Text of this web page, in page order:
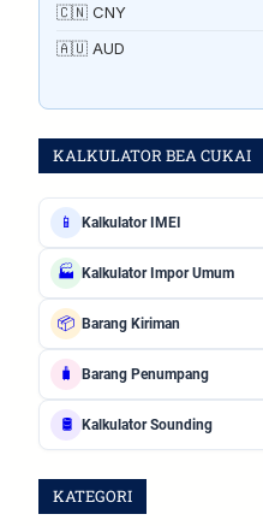
🇨🇳 CNY
🇦🇺 AUD
KALKULATOR BEA CUKAI
📱 Kalkulator IMEI
🏭 Kalkulator Impor Umum
📦 Barang Kiriman
🧳 Barang Penumpang
🛢️ Kalkulator Sounding
KATEGORI